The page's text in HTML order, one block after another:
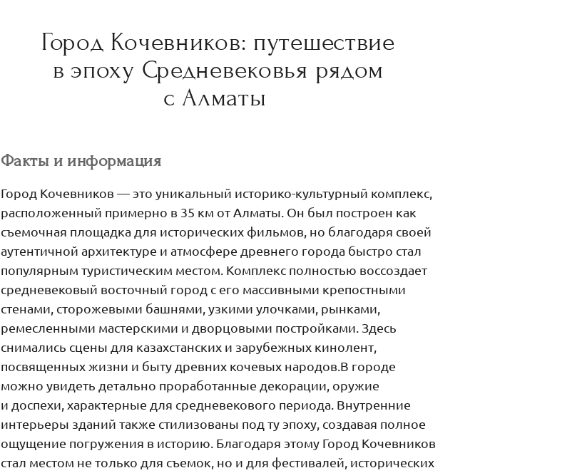
Город Кочевников: путешествие
в эпоху Средневековья рядом
с Алматы
Факты и информация
Город Кочевников — это уникальный историко-культурный комплекс,
расположенный примерно в 35 км от Алматы. Он был построен как
съемочная площадка для исторических фильмов, но благодаря своей
аутентичной архитектуре и атмосфере древнего города быстро стал
популярным туристическим местом. Комплекс полностью воссоздает
средневековый восточный город с его массивными крепостными
стенами, сторожевыми башнями, узкими улочками, рынками,
ремесленными мастерскими и дворцовыми постройками. Здесь
снимались сцены для казахстанских и зарубежных кинолент,
посвященных жизни и быту древних кочевых народов.В городе
можно увидеть детально проработанные декорации, оружие
и доспехи, характерные для средневекового периода. Внутренние
интерьеры зданий также стилизованы под ту эпоху, создавая полное
ощущение погружения в историю. Благодаря этому Город Кочевников
стал местом не только для съемок, но и для фестивалей, исторических